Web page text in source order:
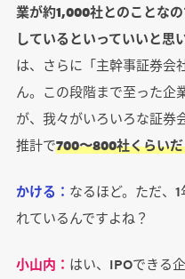
業が約1,000社とのことな
しているといっていいと思
は、さらに「主幹事証券会
ん。この段階まで至った企
が、我々がいろいろな証券
推計で700〜800社くらい
かける： なるほど。ただ、
れているんですよね？
小山内： はい、IPOできる